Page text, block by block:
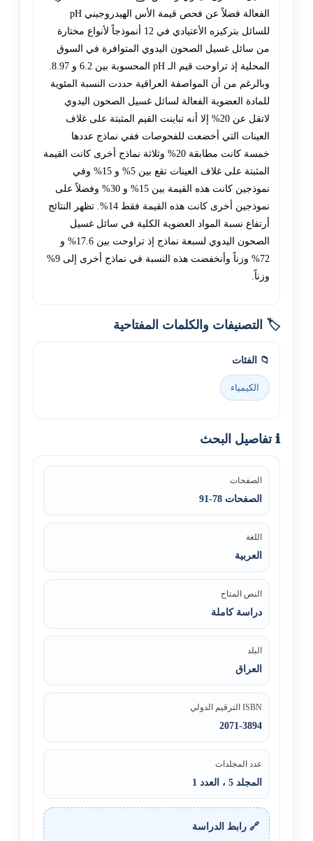
الفعالة فضلاً عن فحص قيمة الأس الهيدروجيني pH
للسائل بتركيزه الأعتيادي في 12 أنموذجاً لأنواع مختارة
من سائل غسيل الصحون اليدوي المتوافرة في السوق
وبالرغم من أن المواصفة العراقية حددت النسبة المئوية
للمادة العضوية الفعالة لسائل غسيل الصحون اليدوي
لاتقل عن 20% إلا أنه تباينت القيم المثبتة على غلاف
العينات التي أخضعت للفحوصات ففي نماذج عددها
خمسة كانت مطابقة 20% وثلاثة نماذج أخرى كانت القيمة
المثبتة على غلاف العينات تقع بين 5% و 15% وفي
نموذجين كانت هذه القيمة بين 15% و 30% وفضلاً على
نموذجين أخرى كانت هذه القيمة فقط 14%. تظهر النتائج
أرتفاع نسبة المواد العضوية الكلية في سائل غسيل
الصحون اليدوي لسبعة نماذج إذ تراوحت بين 17.6% و
72% وزناً وأنخفضت هذه النسبة في نماذج أخرى إلى 9%
وزناً.
🏷️ التصنيفات والكلمات المفتاحية
📁 الفئات
الكيمياء
ℹ️ تفاصيل البحث
الصفحات
الصفحات 78-91
اللغة
العربية
النص المتاح
دراسة كاملة
البلد
العراق
ISBN الترقيم الدولي
2071-3894
عدد المجلدات
المجلد 5 ، العدد 1
🔗 رابط الدراسة